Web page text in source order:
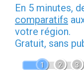
En 5 minutes,
comparatifs
votre région.
Gratuit, sans
1 2 3